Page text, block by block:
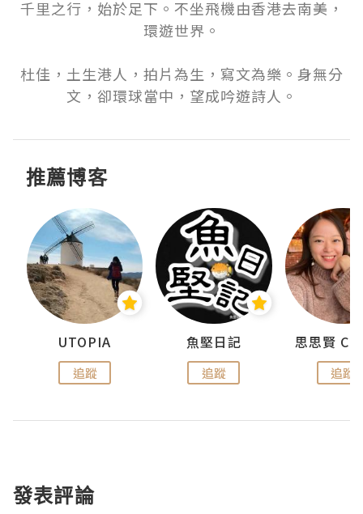
千里之行，始於足下。不坐飛機由香港去南美，
環遊世界。
杜佳，土生港人，拍片為生，寫文為樂。身無分
文，卻環球當中，望成吟遊詩人。
推薦博客
UTOPIA
追蹤
魚堅日記
追蹤 追蹤
發表評論